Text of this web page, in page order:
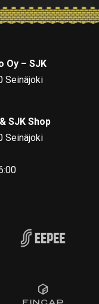
Oy – SJK
Seinäjoki
SJK Shop
Seinäjoki